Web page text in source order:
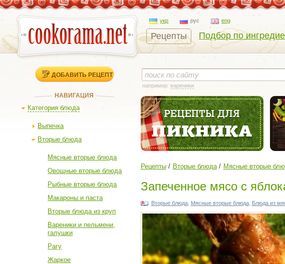
укр рус eng
Рецепты Подбор по
ДОБАВИТЬ РЕЦЕПТ
НАВИГАЦИЯ
Категория блюда
Выпечка
Вторые блюда
Мясные вторые блюда
Овощные вторые блюда
Рыбные вторые блюда
Макароны и паста
Вторые блюда из круп
Вареники и пельмени,
галушки
Рагу
Жаркое
например: вареники
Рецепты Вторые блюда Мясные вторые
Запеченное мясо с
Вторые блюда, Мясные вторые блюда, Блюда из